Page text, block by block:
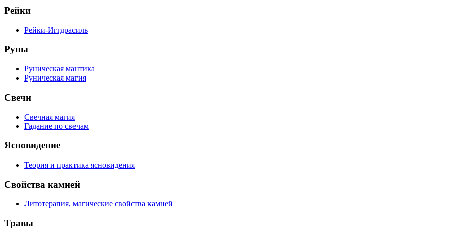
Рейки
Рейки-Иггдрасиль
Руны
Руническая мантика
Руническая магия
Свечи
Свечная магия
Гадание по свечам
Ясновидение
Теория и практика ясновидения
Свойства камней
Литотерапия, магические свойства камней
Травы